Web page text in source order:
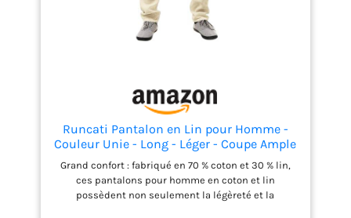
occasions estivales. Coupe confortable : le pantalon
de loisirs à la coupe ample offre un confort optimal
et une liberté de mouvement. Portez-le toute l'année
Runcati Pantalon en Lin pour Homme -
Couleur Unie - Long - Léger - Coupe Ample
- avec Cordon de Serrage - pour Les
Vacances, la Plage, Le Quotidien, Beige, XL
Grand confort : fabriqué en 70 % coton et 30 % lin,
ces pantalons pour homme en coton et lin
possèdent non seulement la légèreté et la